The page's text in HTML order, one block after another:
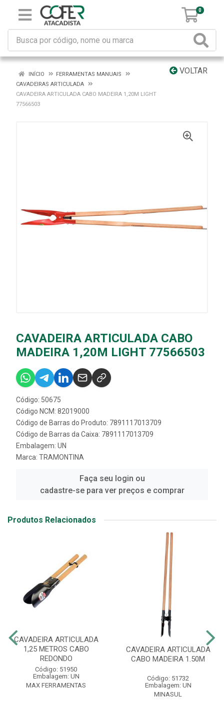
0
VOLTAR
INÍCIO
FERRAMENTAS MANUAIS
CAVADEIRAS ARTICULADA
CAVADEIRA ARTICULADA CABO MADEIRA 1,20M LIGHT
77566503
CAVADEIRA ARTICULADA CABO
MADEIRA 1,20M LIGHT 77566503
Código: 50675
Código NCM: 82019000
Código de Barras do Produto: 7891117013709
Código de Barras da Caixa: 7891117013709
Embalagem: UN
Marca: TRAMONTINA
Faça seu login ou
cadastre-se para ver preços e comprar
Produtos Relacionados
CAVADEIRA ARTICULADA
1,25 METROS CABO
REDONDO
Código: 51950
Embalagem: UN
MAX FERRAMENTAS
CAVADEIRA ARTICULADA
CABO MADEIRA 1.50M
Código: 51732
Embalagem: UN
MINASUL